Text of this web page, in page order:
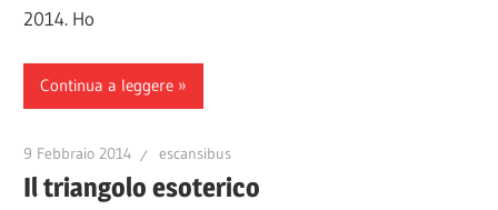
2014. Ho
Continua a leggere
9 Febbraio 2014 escansibus
Il triangolo esoterico